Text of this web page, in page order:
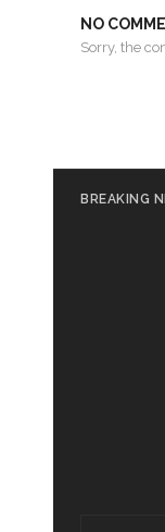
NO
Sorry, the
BREAKING